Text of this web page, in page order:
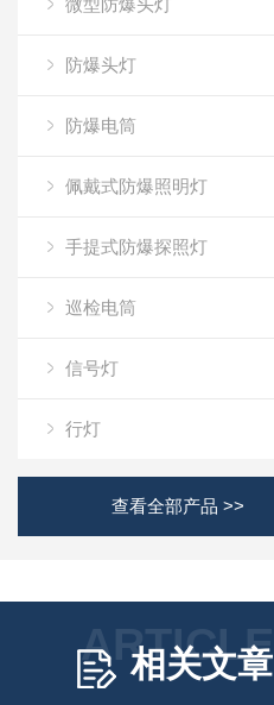
微型防爆头灯
防爆头灯
防爆电筒
佩戴式防爆照明灯
手提式防爆探照灯
巡检电筒
信号灯
行灯
查看全部产品 >>
ARTICLE
相关文章